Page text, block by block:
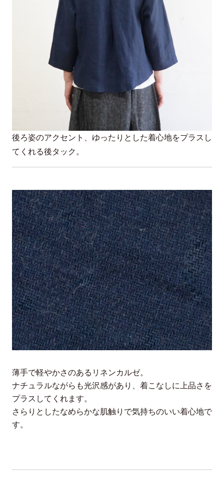
後ろ姿のアクセント、ゆったりとした着心地をプラスし
てくれる後タック。
薄手で軽やかさのあるリネンカルゼ。
ナチュラルながらも光沢感があり、着こなしに上品さを
プラスしてくれます。
さらりとしたなめらかな肌触りで気持ちのいい着心地で
す。